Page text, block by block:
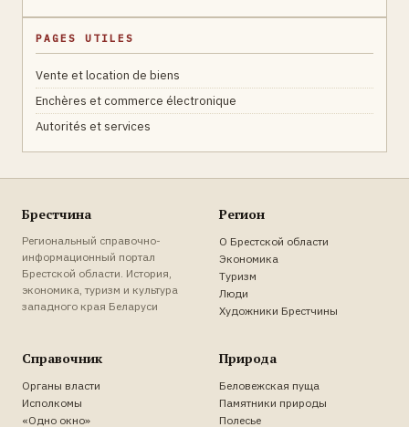
PAGES UTILES
Vente et location de biens
Enchères et commerce électronique
Autorités et services
Брестчина
Региональный справочно-
информационный портал
Брестской области. История,
экономика, туризм и культура
западного края Беларуси
Регион
О Брестской области
Экономика
Туризм
Люди
Художники Брестчины
Справочник
Органы власти
Исполкомы
«Одно окно»
Природа
Беловежская пуща
Памятники природы
Полесье